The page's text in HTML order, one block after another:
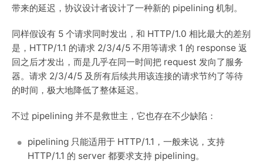
带来的延迟，协议设计者设计了一种新的 pipelining 机制。
同样假设有 5 个请求同时发出，和 HTTP/1.0 相比最大的差别
是，HTTP/1.1 的请求 2/3/4/5 不用等请求 1 的 response 返
回之后才发出，而是几乎在同一时间把 request 发向了服务
器。请求 2/3/4/5 及所有后续共用该连接的请求节约了等待
的时间，极大地降低了整体延迟。
不过 pipelining 并不是救世主，它也存在不少缺陷：
pipelining 只能适用于 HTTP/1.1，一般来说，支持
HTTP/1.1 的 server 都要求支持 pipelining。